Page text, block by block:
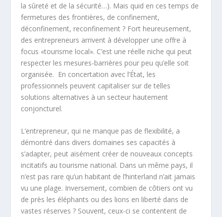
la sûreté et de la sécurité…). Mais quid en ces temps de
fermetures des frontières, de confinement,
déconfinement, reconfinement ? Fort heureusement,
des entrepreneurs arrivent à développer une offre à
focus «tourisme local». C’est une réelle niche qui peut
respecter les mesures-barrières pour peu qu’elle soit
organisée. En concertation avec l’État, les
professionnels peuvent capitaliser sur de telles
solutions alternatives à un secteur hautement
conjoncturel.
L’entrepreneur, qui ne manque pas de flexibilité, a
démontré dans divers domaines ses capacités à
s’adapter, peut aisément créer de nouveaux concepts
incitatifs au tourisme national. Dans un même pays, il
n’est pas rare qu’un habitant de l’hinterland n’ait jamais
vu une plage. Inversement, combien de côtiers ont vu
de près les éléphants ou des lions en liberté dans de
vastes réserves ? Souvent, ceux-ci se contentent de